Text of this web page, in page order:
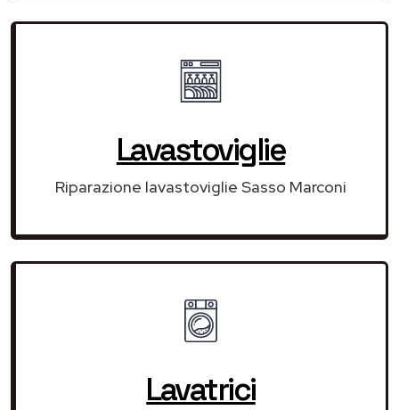
Lavastoviglie
Riparazione lavastoviglie Sasso Marconi
Lavatrici